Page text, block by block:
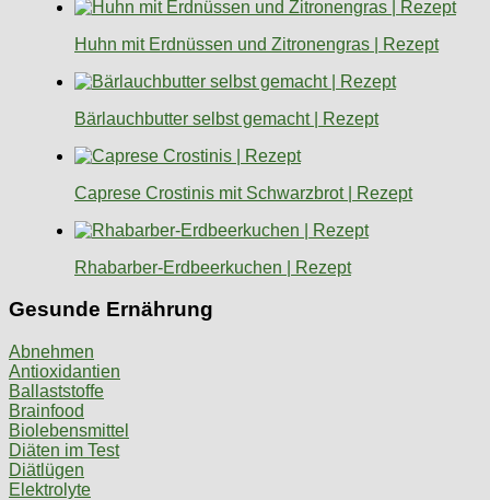
Huhn mit Erdnüssen und Zitronengras | Rezept
Bärlauchbutter selbst gemacht | Rezept
Caprese Crostinis mit Schwarzbrot | Rezept
Rhabarber-Erdbeerkuchen | Rezept
Gesunde Ernährung
Abnehmen
Antioxidantien
Ballaststoffe
Brainfood
Biolebensmittel
Diäten im Test
Diätlügen
Elektrolyte